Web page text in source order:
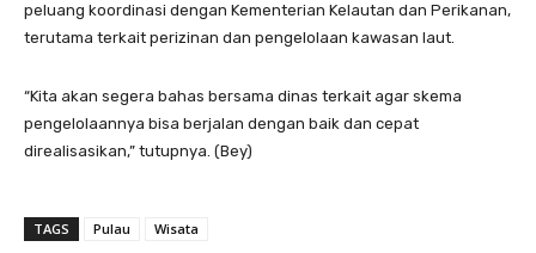
peluang koordinasi dengan Kementerian Kelautan dan Perikanan,
terutama terkait perizinan dan pengelolaan kawasan laut.
“Kita akan segera bahas bersama dinas terkait agar skema
pengelolaannya bisa berjalan dengan baik dan cepat
direalisasikan,” tutupnya. (Bey)
TAGS Pulau Wisata